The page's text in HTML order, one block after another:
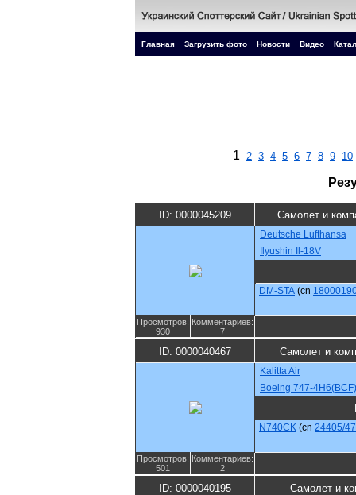
Главная Загрузить фото Новости Видео
1 2 3 4 5 6 7 8 9 10
ID: 0000045209 Самолет и
Deutsche Lufthansa
Ilyushin Il-18V
DM-STA (cn
Просмотров:
930
Комментариев:
7
ID: 0000040467 Самолет и
Kalitta Air
Boeing 747-4H6(BCF)
N740CK (cn 24405/
Просмотров:
501
Комментариев:
2
ID: 0000040195 Самолет и